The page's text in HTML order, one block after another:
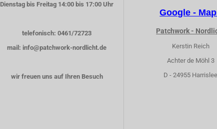
Dienstag bis Freitag 14:00 bis 17:00 Uhr
telefonisch: 0461/72723
mail: info@patchwork-nordlicht.de
wir freuen uns auf Ihren Besuch
Google -
Patchwork -
Kerstin Reich
Achter de Möhl 3
D - 24955 Harrislee